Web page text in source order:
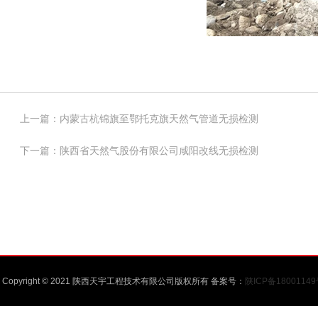
上一篇： 内蒙古杭锦旗至鄂托克旗天然气管道无损检测
下一篇： 陕西省天然气股份有限公司咸阳改线无损检测
Copyright © 2021 陕西天宇工程技术有限公司版权所有 备案号： 陕ICP备18001149